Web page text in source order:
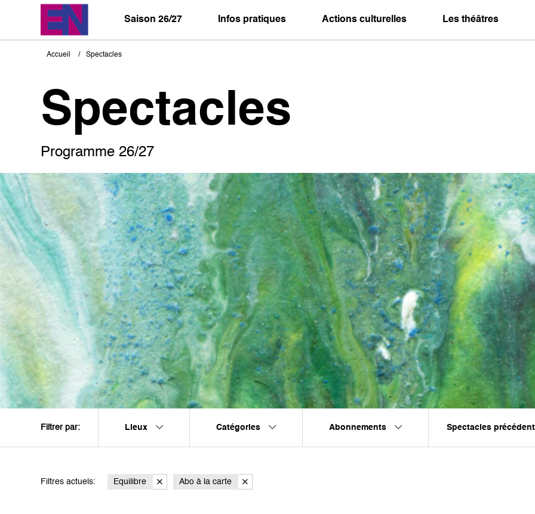
Saison 26/27 Infos pratiques Actions culturelles Les théâtres
Fil
Accueil Spectacles
Spectacles
Programme 26/27
Filtrer par: Lieux Catégories Abonnements Spectacles
Filtres actuels: Equilibre Abo à la carte